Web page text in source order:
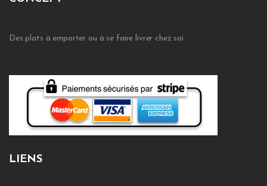
Des plats à emporter ou à se faire livrer chez soi
LIENS